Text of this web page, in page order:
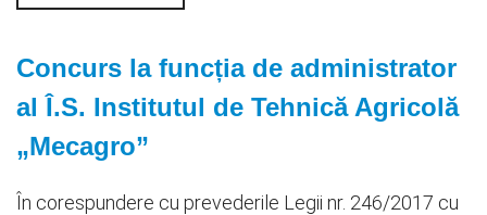
Concurs la funcția de administrator
al Î.S. Institutul de Tehnică Agricolă
„Mecagro”
În corespundere cu prevederile Legii nr. 246/2017 cu